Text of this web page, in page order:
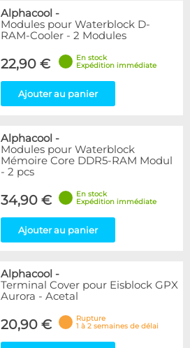
Alphacool -
Modules pour Waterblock D-
RAM-Cooler - 2 Modules
22,90 €
En stock
Expédition immédiate
Ajouter au panier
Alphacool -
Modules pour Waterblock
Mémoire Core DDR5-RAM Modul
- 2 pcs
34,90 €
En stock
Expédition immédiate
Ajouter au panier
Alphacool -
Terminal Cover pour Eisblock GPX
Aurora - Acetal
20,90 €
Rupture
1 à 2 semaines de délai